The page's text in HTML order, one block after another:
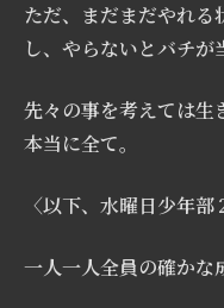
ただ、まだまだやれる
し、やらないとバチが
先々の事を考えては生
本当に全て。
〈以下、水曜日少年部
一人一人全員の確かな